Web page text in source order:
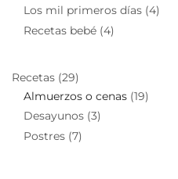
Los mil primeros días (4)
Recetas bebé (4)
Recetas (29)
Almuerzos o cenas (19)
Desayunos (3)
Postres (7)